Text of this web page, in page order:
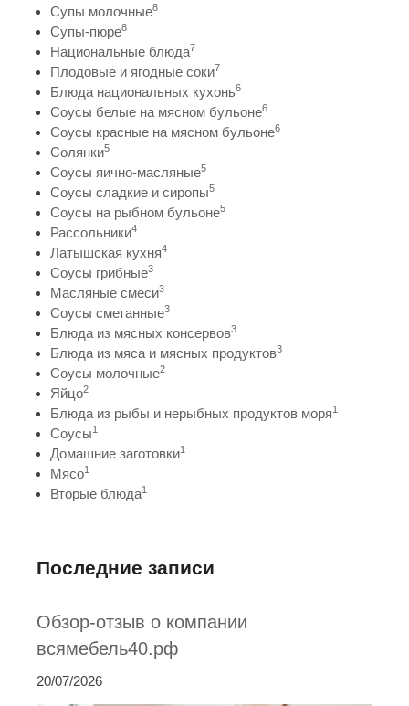
Супы молочные8
Супы-пюре8
Национальные блюда7
Плодовые и ягодные соки7
Блюда национальных кухонь6
Соусы белые на мясном бульоне6
Соусы красные на мясном бульоне6
Солянки5
Соусы яично-масляные5
Соусы сладкие и сиропы5
Соусы на рыбном бульоне5
Рассольники4
Латышская кухня4
Соусы грибные3
Масляные смеси3
Соусы сметанные3
Блюда из мясных консервов3
Блюда из мяса и мясных продуктов3
Соусы молочные2
Яйцо2
Блюда из рыбы и нерыбных продуктов моря1
Соусы1
Домашние заготовки1
Мясо1
Вторые блюда1
Последние записи
Обзор-отзыв о компании
всямебель40.рф
20/07/2026